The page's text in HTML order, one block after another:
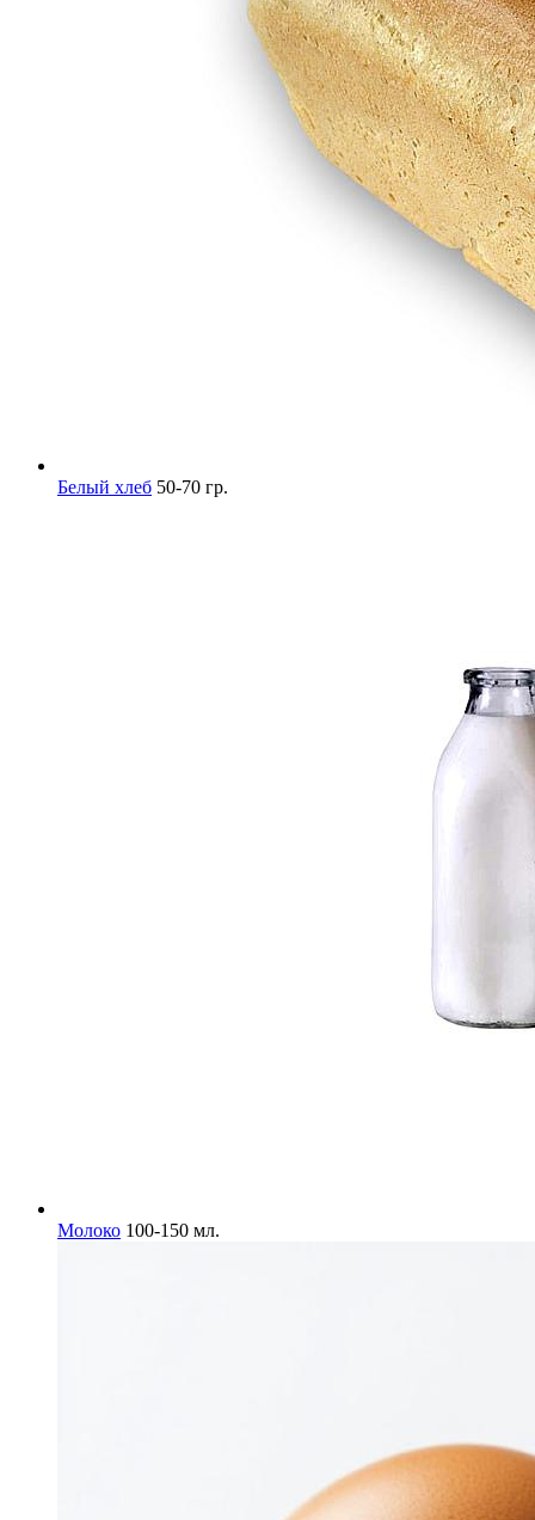
Белый хлеб 50-70 гр.
Молоко 100-150 мл.